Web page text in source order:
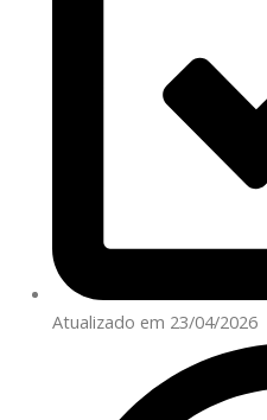
Atualizado em 23/04/2026